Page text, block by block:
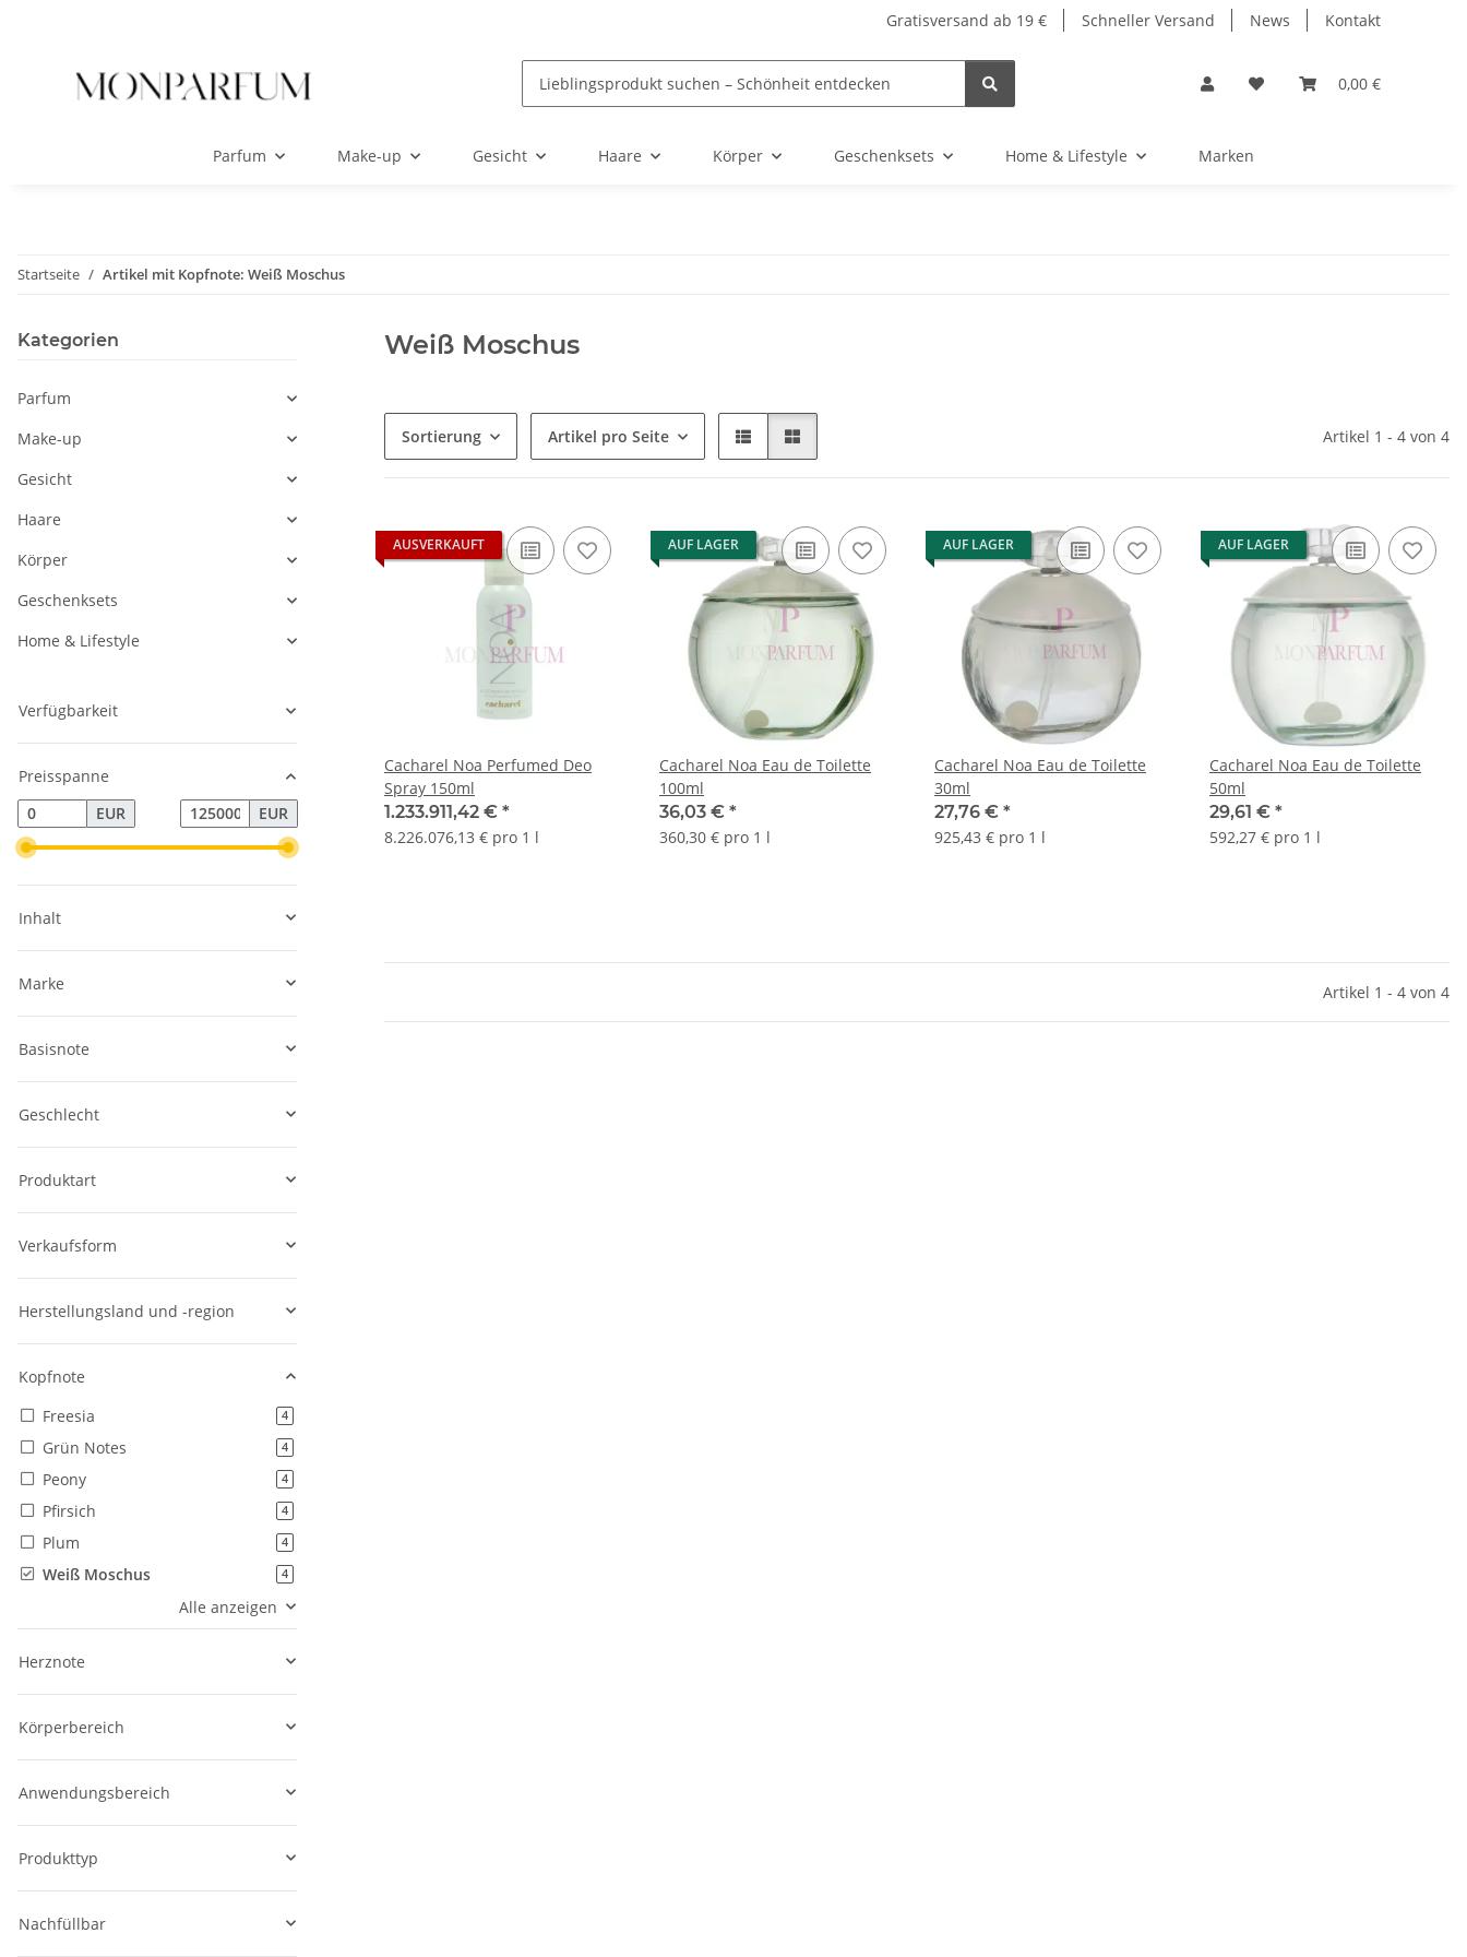
Gratisversand ab 19 € Schneller Versand News Kontakt
0,00 €
Parfum Make-up Gesicht Haare Körper Geschenksets Home & Lifestyle Marken
Startseite Artikel mit Kopfnote: Weiß Moschus
Weiß Moschus
Sortierung Artikel pro Seite Artikel 1 - 4 von 4
AUSVERKAUFT
Cacharel Noa Perfumed Deo
Spray 150ml
1.233.911,42 € *
8.226.076,13 € pro 1 l
AUF LAGER
Cacharel Noa Eau de Toilette
100ml
36,03 € *
360,30 € pro 1 l
AUF LAGER
Cacharel Noa Eau de Toilette
30ml
27,76 € *
925,43 € pro 1 l
AUF LAGER
Cacharel Noa Eau de Toilette
50ml
29,61 € *
592,27 € pro 1 l
Artikel 1 - 4 von 4
Kategorien
Parfum
Make-up
Gesicht
Haare
Körper
Geschenksets
Home & Lifestyle
Verfügbarkeit
Preisspanne
EUR
EUR
Inhalt
Marke
Basisnote
Geschlecht
Produktart
Verkaufsform
Herstellungsland und -region
Kopfnote
Freesia
4Artikel gefunden
Grün Notes 4Artikel gefunden
Peony 4Artikel gefunden
Pfirsich 4Artikel gefunden
Plum 4Artikel gefunden
Weiß Moschus 4Artikel gefunden
Alle anzeigen
Herznote
Körperbereich
Anwendungsbereich
Produkttyp
Nachfüllbar